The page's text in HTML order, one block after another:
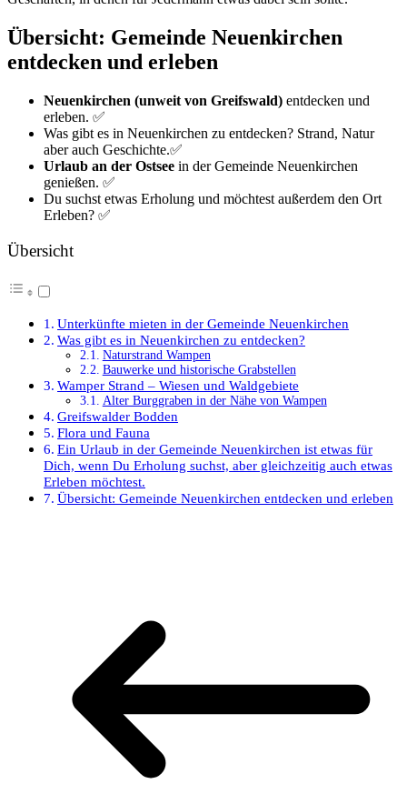
Übersicht: Gemeinde Neuenkirchen
entdecken und erleben
Neuenkirchen (unweit von Greifswald) entdecken und
erleben. ✅
Was gibt es in Neuenkirchen zu entdecken? Strand, Natur
aber auch Geschichte.✅
Urlaub an der Ostsee in der Gemeinde Neuenkirchen
genießen. ✅
Du suchst etwas Erholung und möchtest außerdem den Ort
Erleben? ✅
Übersicht
Unterkünfte mieten in der Gemeinde Neuenkirchen
Was gibt es in Neuenkirchen zu entdecken?
Naturstrand Wampen
Bauwerke und historische Grabstellen
Wamper Strand – Wiesen und Waldgebiete
Alter Burggraben in der Nähe von Wampen
Greifswalder Bodden
Flora und Fauna
Ein Urlaub in der Gemeinde Neuenkirchen ist etwas für
Dich, wenn Du Erholung suchst, aber gleichzeitig auch etwas
Erleben möchtest.
Übersicht: Gemeinde Neuenkirchen entdecken und erleben